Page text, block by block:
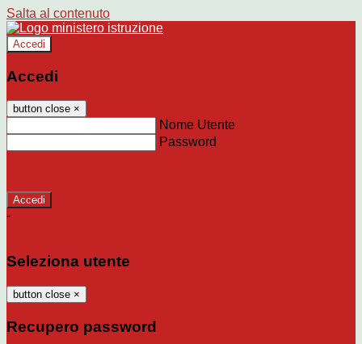
Salta al contenuto
Accedi
Accedi
button close ×
Nome Utente
Password
-
Seleziona utente
button close ×
Recupero password